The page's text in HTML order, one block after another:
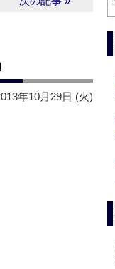
年10月29日 (火)